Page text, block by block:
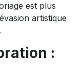
est plus
artistique
: